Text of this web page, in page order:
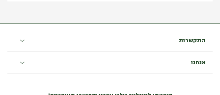
התקשרות
אנחנו